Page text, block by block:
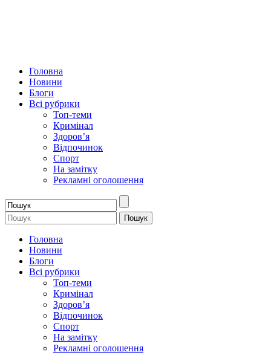
Головна
Новини
Блоги
Всі рубрики
Топ-теми
Кримінал
Здоров’я
Відпочинок
Спорт
На замітку
Рекламні оголошення
Головна
Новини
Блоги
Всі рубрики
Топ-теми
Кримінал
Здоров’я
Відпочинок
Спорт
На замітку
Рекламні оголошення